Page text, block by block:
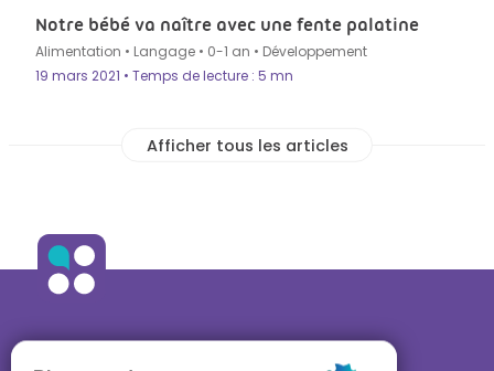
Notre bébé va naître avec une fente palatine
Alimentation • Langage • 0-1 an • Développement
19 mars 2021 • Temps de lecture : 5 mn